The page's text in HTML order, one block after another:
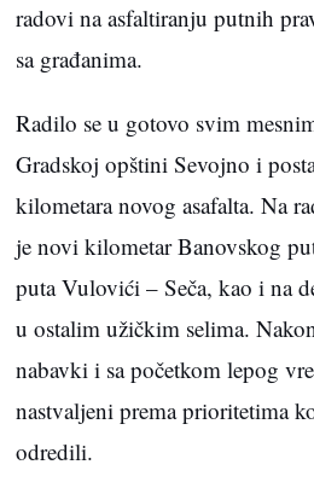
radovi na asfaltiranju putnih
sa građanima.
Radilo se u gotovo svim
Gradskoj opštini Sevojno i
kilometara novog asafalta. Na
je novi kilometar Banovskog
puta Vulovići – Seča, kao i na
u ostalim užičkim selima.
nabavki i sa početkom lepog
nastvaljeni prema prioritetima
odredili.